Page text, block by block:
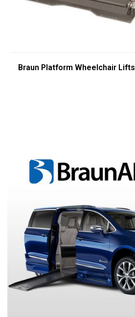
Braun Platform Wheelchair Lifts